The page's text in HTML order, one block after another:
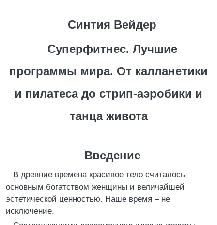
Синтия Вейдер
Суперфитнес. Лучшие
программы мира. От калланетики
и пилатеса до стрип-аэробики и
танца живота
Введение
В древние времена красивое тело считалось
основным богатством женщины и величайшей
эстетической ценностью. Наше время – не
исключение.